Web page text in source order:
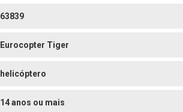
63839
Eurocopter Tiger
helicóptero
14 anos ou mais